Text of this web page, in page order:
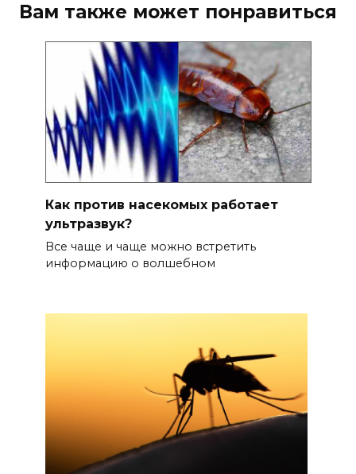
Вам также может понравиться
Как против насекомых работает
ультразвук?
Все чаще и чаще можно встретить
информацию о волшебном